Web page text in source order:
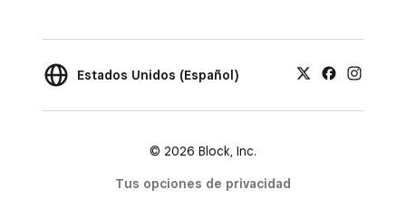
Estados Unidos (Español)
© 2026 Block, Inc.
Tus opciones de privacidad